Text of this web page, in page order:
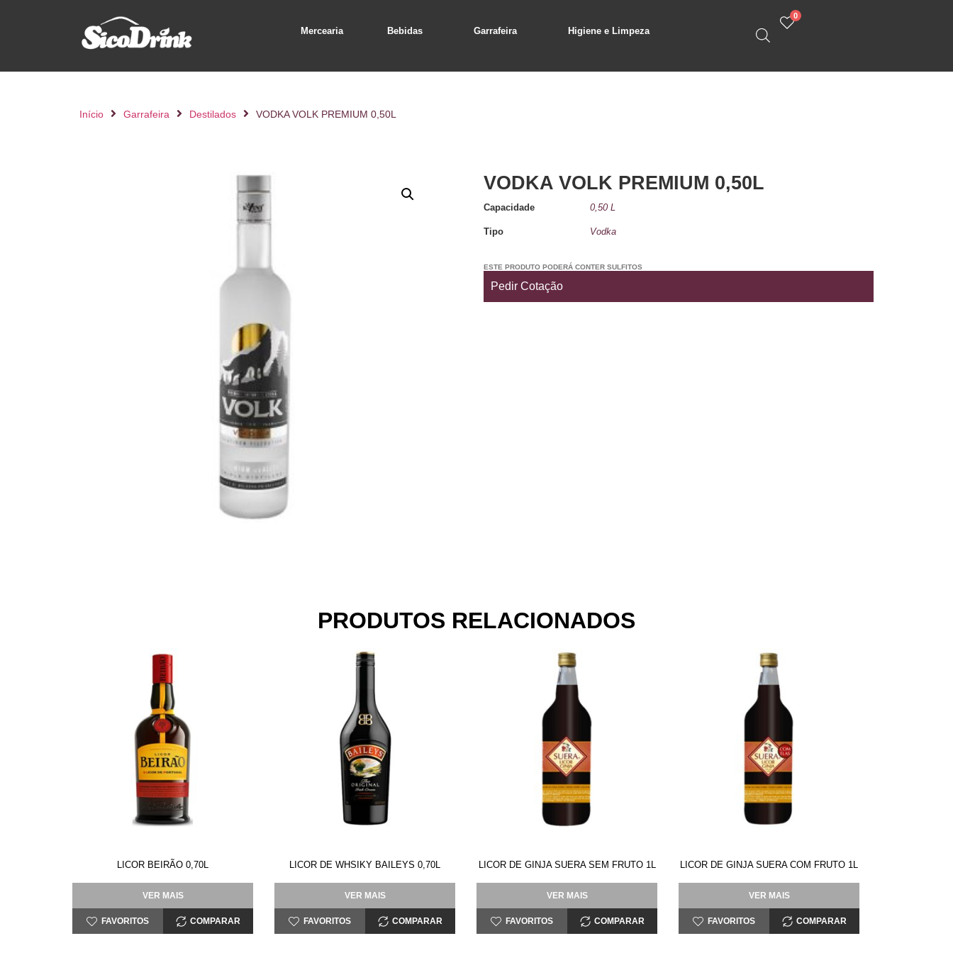
Mercearia Bebidas Garrafeira Higiene e Limpeza
0
Início Garrafeira Destilados VODKA VOLK PREMIUM 0,50L
VODKA VOLK PREMIUM 0,50L
Capacidade 0,50 L
Tipo Vodka
ESTE PRODUTO PODERÁ CONTER SULFITOS
Pedir Cotação
PRODUTOS RELACIONADOS
LICOR BEIRÃO 0,70L
VER MAIS
FAVORITOS COMPARAR
LICOR DE WHSIKY BAILEYS 0,70L
VER MAIS
FAVORITOS COMPARAR
LICOR DE GINJA SUERA SEM FRUTO 1L
VER MAIS
FAVORITOS COMPARAR
LICOR DE GINJA SUERA COM FRUTO 1L
VER MAIS
FAVORITOS COMPARAR